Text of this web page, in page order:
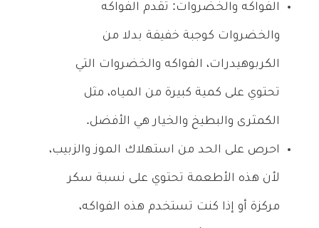
الفواكه والخضروات: تقدم الفواكه
والخضروات كوجبة خفيفة بدلا من
الكربوهيدرات، الفواكه والخضروات التي
تحتوي على كمية كبيرة من المياه، مثل
الكمثرى والبطيخ والخيار هي الأفضل.
احرص على الحد من استهلاك الموز والزبيب،
لأن هذه الأطعمة تحتوي على نسبة سكر
مركزة أو إذا كنت تستخدم هذه الفواكه،